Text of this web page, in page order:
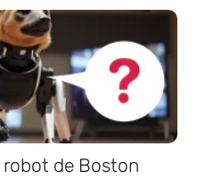
de Boston